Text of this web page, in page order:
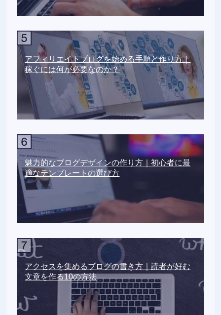
アフィリエイトブログを始める手順と作り方｜
稼ぐには何が必要なのか？
魅力的なブログデザインの作り方｜初心者に最
適なテンプレートの選び方
アクセスを集めるブログの書き方｜読者が好む
文章を作る10の方法